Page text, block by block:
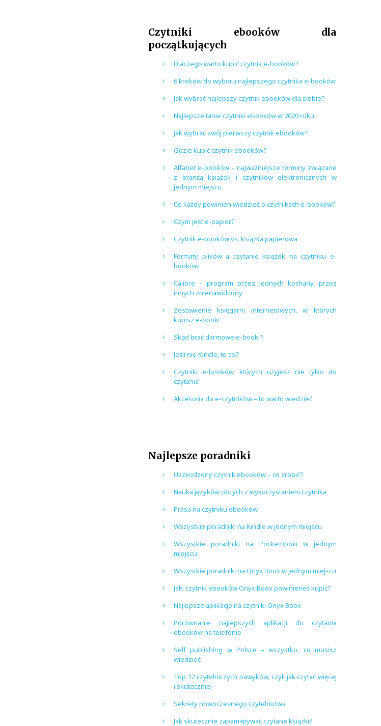
Czytniki ebooków dla
początkujących
Dlaczego warto kupić czytnik e-booków?
6 kroków do wyboru najlepszego czytnika e-booków
Jak wybrać najlepszy czytnik ebooków dla siebie?
Najlepsze tanie czytniki ebooków w 2020 roku
Jak wybrać swój pierwszy czytnik ebooków?
Gdzie kupić czytnik ebooków?
Alfabet e-booków – najważniejsze terminy związane
z branżą książek i czytników elektronicznych w
jednym miejscu
Co każdy powinien wiedzieć o czytnikach e-booków?
Czym jest e-papier?
Czytnik e-booków vs. książka papierowa
Formaty plików a czytanie książek na czytniku e-
booków
Calibre – program przez jednych kochany, przez
innych znienawidzony
Zestawienie księgarni internetowych, w których
kupisz e-booki
Skąd brać darmowe e-booki?
Jeśli nie Kindle, to co?
Czytniki e-booków, których użyjesz nie tylko do
czytania
Akcesoria do e-czytników – to warto wiedzieć
Najlepsze poradniki
Uszkodzony czytnik ebooków – co zrobić?
Nauka języków obcych z wykorzystaniem czytnika
Prasa na czytniku ebooków
Wszystkie poradniki na Kindle w jednym miejscu
Wszystkie poradniki na PocketBooki w jednym
miejscu
Wszystkie poradniki na Onyx Boox w jednym miejscu
Jaki czytnik ebooków Onyx Boox powinieneś kupić?
Najlepsze aplikacje na czytniki Onyx Boox
Porównanie najlepszych aplikacji do czytania
ebooków na telefonie
Self publishing w Polsce – wszystko, co musisz
wiedzieć
Top 12 czytelniczych nawyków, czyli jak czytać więcej
i skuteczniej
Sekrety nowoczesnego czytelnictwa
Jak skutecznie zapamiętywać czytane książki?